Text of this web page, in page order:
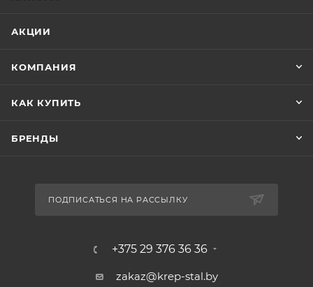
АКЦИИ
КОМПАНИЯ
КАК КУПИТЬ
БРЕНДЫ
ПОДПИСАТЬСЯ НА РАССЫЛКУ
+375 29 376 36 36
zakaz@krep-stal.by